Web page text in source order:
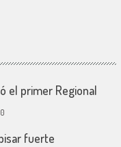
el primer Regional
0
fuerte